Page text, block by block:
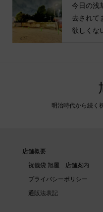
今日の浅
去されて
欲しくな
明治時代から続く
店舗概要
祝儀袋 旭屋 店舗案内
プライバシーポリシー
通販法表記